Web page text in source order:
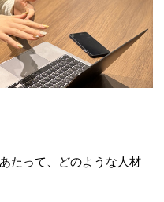
たって、どのような人材